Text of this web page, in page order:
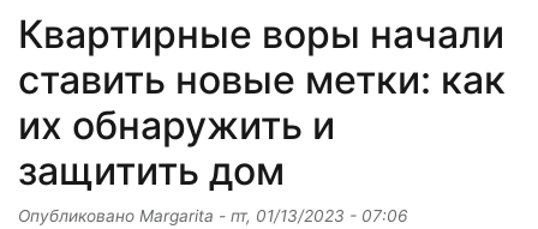
Квартирные воры начали
ставить новые метки: как
их обнаружить и
защитить дом
Опубликовано Margarita - пт, 01/13/2023 - 07:06